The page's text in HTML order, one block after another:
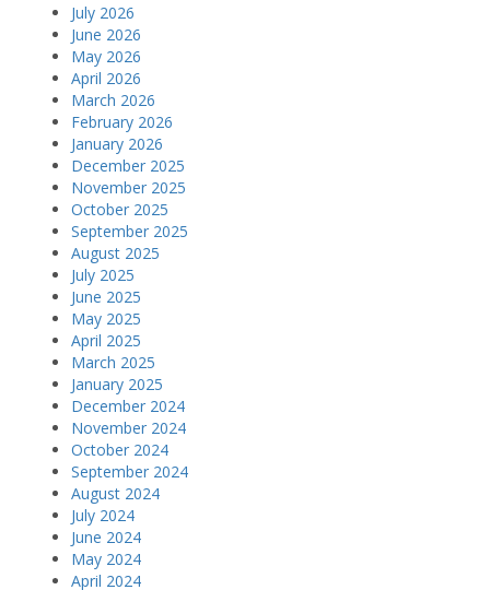
July 2026
June 2026
May 2026
April 2026
March 2026
February 2026
January 2026
December 2025
November 2025
October 2025
September 2025
August 2025
July 2025
June 2025
May 2025
April 2025
March 2025
January 2025
December 2024
November 2024
October 2024
September 2024
August 2024
July 2024
June 2024
May 2024
April 2024